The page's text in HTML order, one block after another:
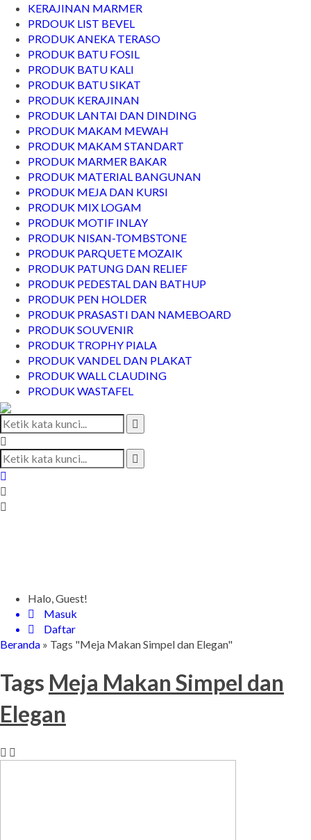
KERAJINAN MARMER
PRDOUK LIST BEVEL
PRODUK ANEKA TERASO
PRODUK BATU FOSIL
PRODUK BATU KALI
PRODUK BATU SIKAT
PRODUK KERAJINAN
PRODUK LANTAI DAN DINDING
PRODUK MAKAM MEWAH
PRODUK MAKAM STANDART
PRODUK MARMER BAKAR
PRODUK MATERIAL BANGUNAN
PRODUK MEJA DAN KURSI
PRODUK MIX LOGAM
PRODUK MOTIF INLAY
PRODUK NISAN-TOMBSTONE
PRODUK PARQUETE MOZAIK
PRODUK PATUNG DAN RELIEF
PRODUK PEDESTAL DAN BATHUP
PRODUK PEN HOLDER
PRODUK PRASASTI DAN NAMEBOARD
PRODUK SOUVENIR
PRODUK TROPHY PIALA
PRODUK VANDEL DAN PLAKAT
PRODUK WALL CLAUDING
PRODUK WASTAFEL
Halo, Guest!
Masuk
Daftar
Beranda » Tags "Meja Makan Simpel dan Elegan"
Tags Meja Makan Simpel dan
Elegan